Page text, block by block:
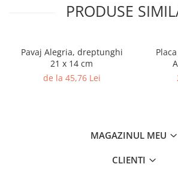
PRODUSE
Pavaj Alegria, dreptunghi
21 x 14 cm
de la 45,76 Lei
MAGAZINUL MEU
CLIENTI